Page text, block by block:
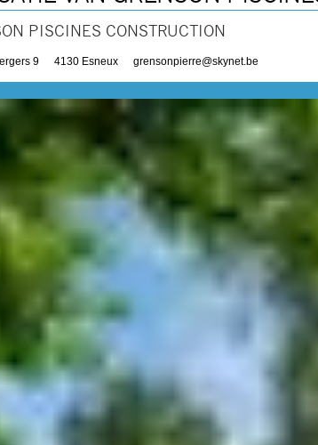
PISCINES CONSTRUCTION
9 4130 Esneux grensonpierre@skynet.be